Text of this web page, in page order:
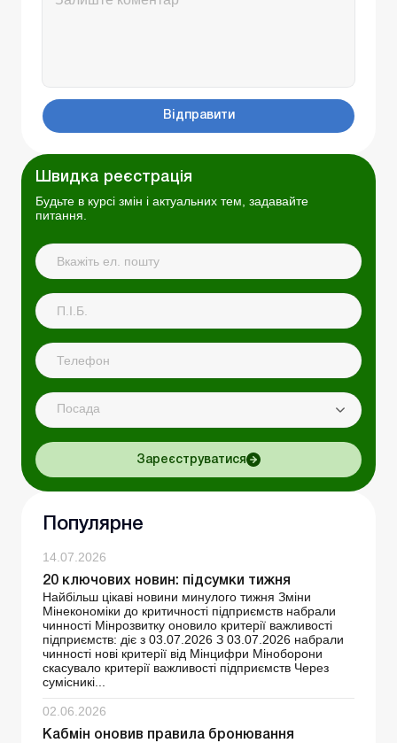
Відправити
Швидка реєстрація
Будьте в курсі змін і актуальних тем, задавайте
питання.
Посада
Зареєструватися
Популярне
14.07.2026
20 ключових новин: підсумки тижня
Найбільш цікаві новини минулого тижня Зміни
Мінекономіки до критичності підприємств набрали
чинності Мінрозвитку оновило критерії важливості
підприємств: діє з 03.07.2026 З 03.07.2026 набрали
чинності нові критерії від Мінцифри Міноборони
скасувало критерії важливості підприємств Через
сумісникі...
02.06.2026
Кабмін оновив правила бронювання